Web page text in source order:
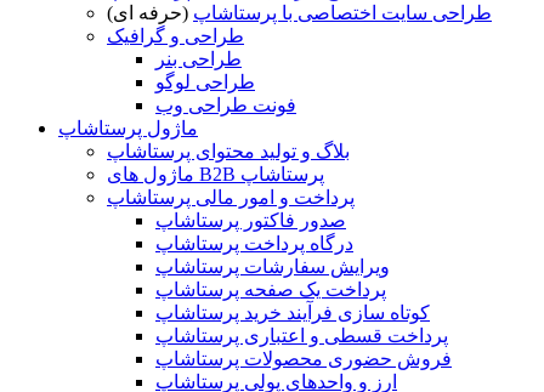
طراحی سایت اختصاصی با پرستاشاپ (حرفه ای)
طراحی و گرافیک
طراحی بنر
طراحی لوگو
فونت طراحی وب
ماژول پرستاشاپ
بلاگ و تولید محتوای پرستاشاپ
ماژول های B2B پرستاشاپ
پرداخت و امور مالی پرستاشاپ
صدور فاکتور پرستاشاپ
درگاه پرداخت پرستاشاپ
ویرایش سفارشات پرستاشاپ
پرداخت یک صفحه پرستاشاپ
کوتاه سازی فرآیند خرید پرستاشاپ
پرداخت قسطی و اعتباری پرستاشاپ
فروش حضوری محصولات پرستاشاپ
ارز و واحدهای پولی پرستاشاپ